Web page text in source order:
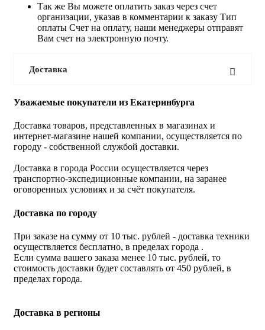
Так же Вы можете оплатить заказ через счет
организации, указав в комментарии к заказу Тип
оплаты Счет на оплату, наши менеджеры отправят
Вам счет на электронную почту.
Доставка
Уважаемые покупатели из Екатеринбурга
Доставка товаров, представленных в магазинах и
интернет-магазине нашей компании, осуществляется по
городу - собственной службой доставки.
Доставка в города России осуществляется через
транспортно-экспедиционные компании, на заранее
оговоренных условиях и за счёт покупателя.
Доставка по городу
При заказе на сумму от 10 тыс. рублей - доставка техники
осуществляется бесплатно, в пределах города .
Если сумма вашего заказа менее 10 тыс. рублей, то
стоимость доставки будет составлять от 450 рублей, в
пределах города.
Доставка в регионы